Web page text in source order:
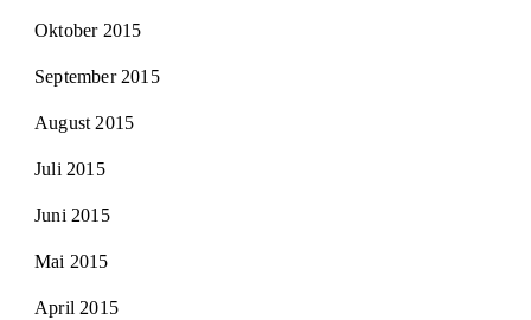
Oktober 2015
September 2015
August 2015
Juli 2015
Juni 2015
Mai 2015
April 2015